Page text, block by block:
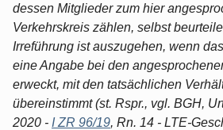
dessen Mitglieder zum hier
Verkehrskreis zählen, selbst
Irreführung ist auszugehen, wenn
eine Angabe bei den
erweckt, mit den tatsächlichen
übereinstimmt (st. Rspr., vgl. BGH,
2020 - I ZR 96/19, Rn. 14 - LTE-